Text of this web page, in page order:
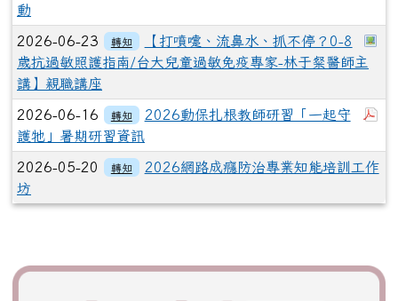
動
2026-06-23 轉知
【打噴嚏、流鼻水、抓不停？0-8
歲抗過敏照護指南/台大兒童過敏免疫專家-林于粲醫師主
講】親職講座
2026-06-16 轉知
2026動保扎根教師研習「一起守
護牠」暑期研習資訊
2026-05-20 轉知
2026網路成癮防治專業知能培訓工作
坊